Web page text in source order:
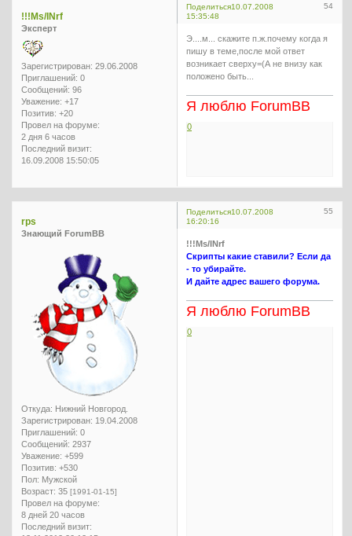
Поделиться 54
10.07.2008
15:35:48
!!!Ms/INrf
Эксперт
Зарегистрирован: 29.06.2008
Приглашений: 0
Сообщений: 96
Уважение: +17
Позитив: +20
Провел на форуме:
2 дня 6 часов
Последний визит:
16.09.2008 15:50:05
Э....м... скажите п.ж.почему когда я
пишу в теме,после мой ответ
возникает сверху=(А не внизу как
положено быть...
Я люблю ForumBB
0
Поделиться 55
10.07.2008
16:20:16
rps
Знающий ForumBB
Откуда: Нижний Новгород.
Зарегистрирован: 19.04.2008
Приглашений: 0
Сообщений: 2937
Уважение: +599
Позитив: +530
Пол: Мужской
Возраст: 35 [1991-01-15]
Провел на форуме:
8 дней 20 часов
Последний визит:
!!!Ms/INrf
Скрипты какие ставили? Если да
- то убирайте.
И дайте адрес вашего форума.
Я люблю ForumBB
0